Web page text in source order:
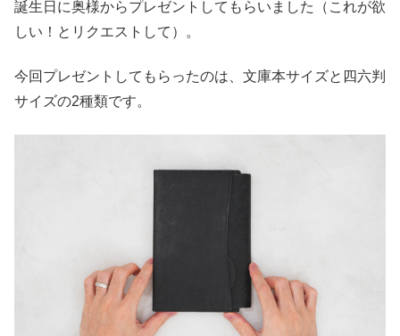
誕生日に奥様からプレゼントしてもらいました（これが欲
しい！とリクエストして）。
今回プレゼントしてもらったのは、文庫本サイズと四六判
サイズの2種類です。